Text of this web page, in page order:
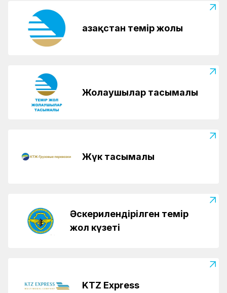
Қазақстан темір жолы
Жолаушылар тасымалы
Жүк тасымалы
Әскерилендірілген темір
жол күзеті
KTZ Express